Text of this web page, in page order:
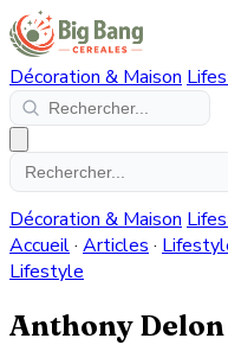
Décoration & Maison
Décoration & Maison
Accueil· Articles ·
Lifestyle
Anthony